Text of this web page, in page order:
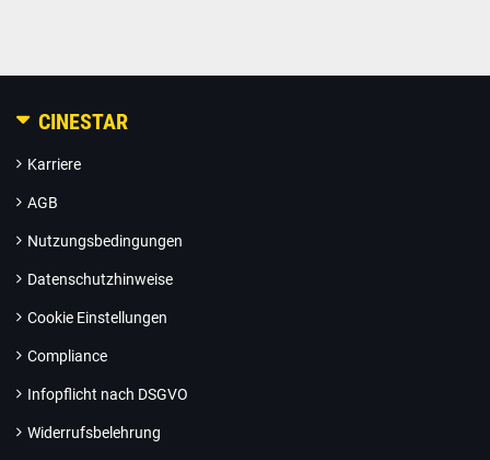
CINESTAR
Karriere
AGB
Nutzungsbedingungen
Datenschutzhinweise
Cookie Einstellungen
Compliance
Infopflicht nach DSGVO
Widerrufsbelehrung